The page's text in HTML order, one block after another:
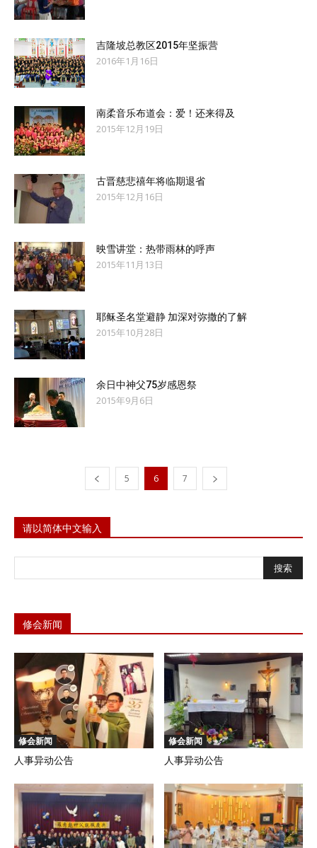
吉隆坡总教区2015年坚振营
2016年1月16日
南柔音乐布道会：爱！还来得及
2015年12月19日
古晋慈悲禧年将临期退省
2015年12月16日
映雪讲堂：热带雨林的呼声
2015年11月13日
耶稣圣名堂避静 加深对弥撒的了解
2015年10月28日
余日中神父75岁感恩祭
2015年9月6日
5 6 7
请以简体中文输入
修会新闻
修会新闻
人事异动公告
修会新闻
人事异动公告